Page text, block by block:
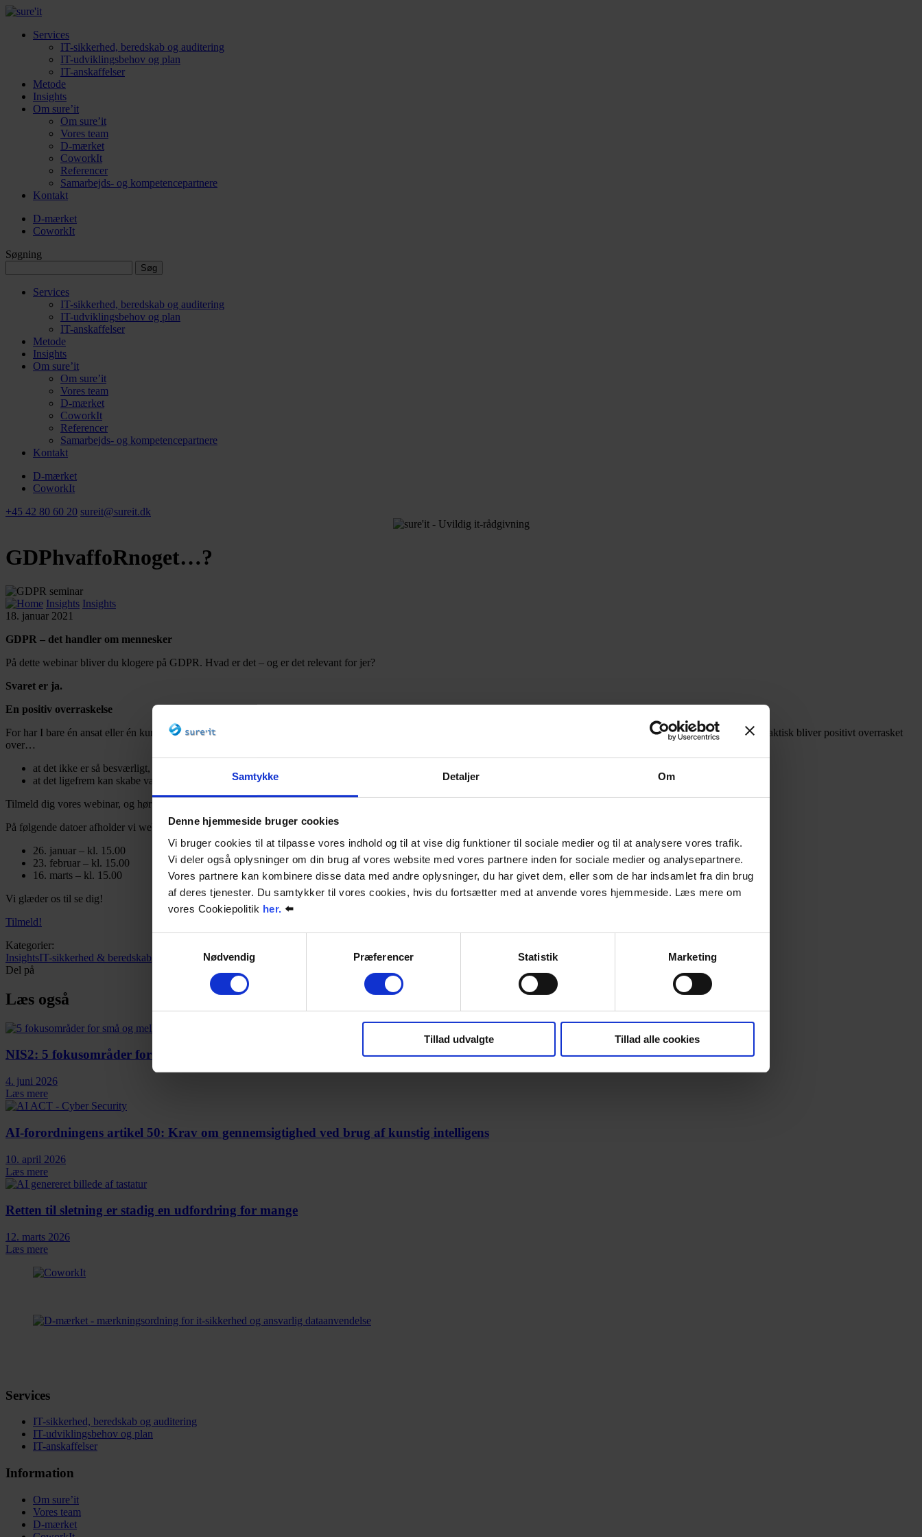
Samtykke Detaljer Om
Denne hjemmeside bruger cookies
Vi bruger cookies til at tilpasse vores indhold og til at vise dig funktioner til sociale medier og til at analysere vores trafik.
Vi deler også oplysninger om din brug af vores website med vores partnere inden for sociale medier og analysepartnere.
Vores partnere kan kombinere disse data med andre oplysninger, du har givet dem, eller som de har indsamlet fra din brug
af deres tjenester. Du samtykker til vores cookies, hvis du fortsætter med at anvende vores hjemmeside. Læs mere om
vores Cookiepolitik her. ⬅️
Nødvendig
Præferencer Statistik Marketing
Tillad udvalgte Tillad alle cookies
Services
IT-sikkerhed, beredskab og auditering
IT-udviklingsbehov og plan
IT-anskaffelser
Metode
Insights
Om sure’it
Om sure’it
Vores team
D-mærket
CoworkIt
Referencer
Samarbejds- og kompetencepartnere
Kontakt
D-mærket
CoworkIt
Søgning
efter:
Services
IT-sikkerhed, beredskab og auditering
IT-udviklingsbehov og plan
IT-anskaffelser
Metode
Insights
Om sure’it
Om sure’it
Vores team
D-mærket
CoworkIt
Referencer
Samarbejds- og kompetencepartnere
Kontakt
D-mærket
CoworkIt
+45 42 80 60 20 sureit@sureit.dk
GDPhvaffoRnoget…?
Insights Insights
18. januar 2021
GDPR – det handler om mennesker
På dette webinar bliver du klogere på GDPR. Hvad er det – og er det relevant for jer?
Svaret er ja.
En positiv overraskelse
For har I bare én ansat eller én kunde er GDPR lovpligtigt. Men det behøver ikke at være træls. For selvom GDPR blandt nogle har et dårligt ry, er det vores erfaring, at mange faktisk bliver positivt overrasket
over…
at det ikke er så besværligt, som de troede
at det ligefrem kan skabe værdi for virksomheden
Tilmeld dig vores webinar, og hør mere om, hvorfor GDPR kan blive en fordel for jeres forretning.
På følgende datoer afholder vi webinaret:
26. januar – kl. 15.00
23. februar – kl. 15.00
16. marts – kl. 15.00
Vi glæder os til se dig!
Tilmeld!
Kategorier:
InsightsIT-sikkerhed & beredskab
Del på
Læs også
NIS2: 5 fokusområder for små og mellemstore virksomheder
4. juni 2026
Læs mere
AI-forordningens artikel 50: Krav om gennemsigtighed ved brug af kunstig intelligens
10. april 2026
Læs mere
Retten til sletning er stadig en udfordring for mange
12. marts 2026
Læs mere
Services
IT-sikkerhed, beredskab og auditering
IT-udviklingsbehov og plan
IT-anskaffelser
Information
Om sure’it
Vores team
D-mærket